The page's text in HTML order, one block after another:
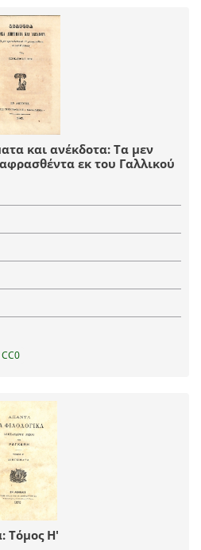
και ανέκδοτα: Τα μεν
εκ του Γαλλικού
Τόμος Η'